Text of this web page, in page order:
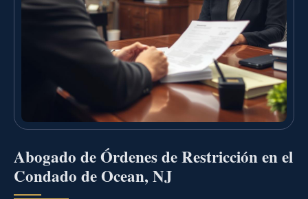
Abogado de Órdenes de Restricción en el
Condado de Ocean, NJ